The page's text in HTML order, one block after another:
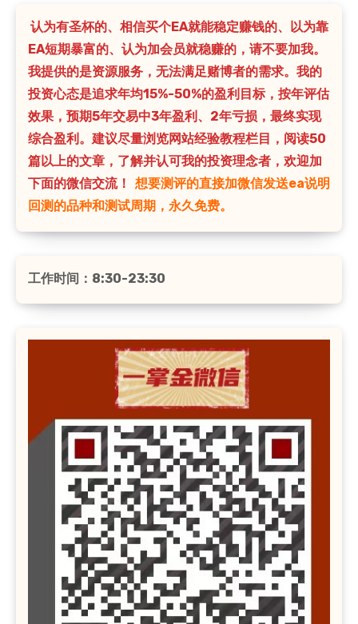
认为有圣杯的、相信买个EA就能稳定赚钱的、以为靠
EA短期暴富的、认为加会员就稳赚的，请不要加我。
我提供的是资源服务，无法满足赌博者的需求。我的
投资心态是追求年均15%-50%的盈利目标，按年评估
效果，预期5年交易中3年盈利、2年亏损，最终实现
综合盈利。建议尽量浏览网站经验教程栏目，阅读50
篇以上的文章，了解并认可我的投资理念者，欢迎加
下面的微信交流！
想要测评的直接加微信发送ea说明
回测的品种和测试周期，永久免费。
工作时间：8:30-23:30